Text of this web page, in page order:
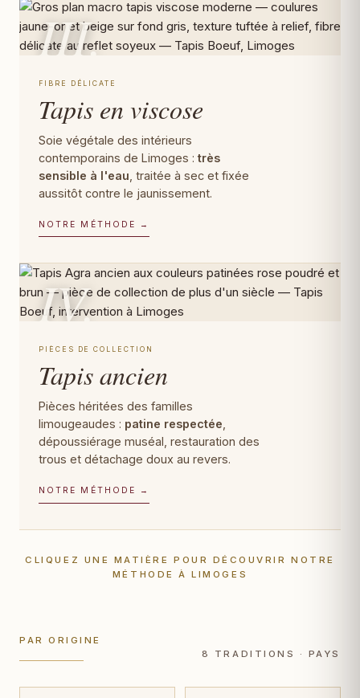
III.
FIBRE DÉLICATE
Tapis en viscose
Soie végétale des intérieurs
contemporains de Limoges : très
sensible à l'eau , traitée à sec et fixée
aussitôt contre le jaunissement.
NOTRE MÉTHODE →
IV.
PIÈCES DE COLLECTION
Tapis ancien
Pièces héritées des familles
limougeaudes : patine respectée
dépoussiérage muséal, restauration des
trous et détachage doux au revers.
NOTRE MÉTHODE →
CLIQUEZ UNE MATIÈRE POUR DÉCOUVRIR NOTRE
MÉTHODE À LIMOGES
PAR ORIGINE
8 TRADITIONS · PAYS